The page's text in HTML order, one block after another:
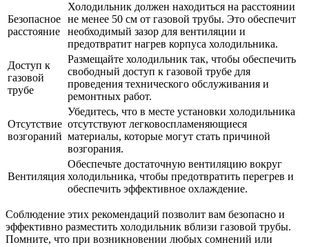
Безопасное
расстояние
Холодильник должен находиться на расстоянии
не менее 50 см от газовой трубы. Это обеспечит
необходимый зазор для вентиляции и
предотвратит нагрев корпуса холодильника.
Доступ к
газовой
трубе
Размещайте холодильник так, чтобы обеспечить
свободный доступ к газовой трубе для
проведения технического обслуживания и
ремонтных работ.
Отсутствие
возгораний
Убедитесь, что в месте установки холодильника
отсутствуют легковоспламеняющиеся
материалы, которые могут стать причиной
возгорания.
Вентиляция
Обеспечьте достаточную вентиляцию вокруг
холодильника, чтобы предотвратить перегрев и
обеспечить эффективное охлаждение.
Соблюдение этих рекомендаций позволит вам безопасно и
эффективно разместить холодильник вблизи газовой трубы.
Помните, что при возникновении любых сомнений или